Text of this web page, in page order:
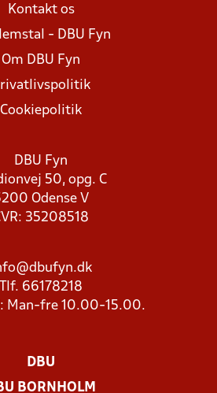
Kontakt os
- DBU Fyn
Om DBU Fyn
Cookiepolitik
DBU Fyn
50, opg. C
Odense V
35208518
Tlf. 66178218
Man-fre 10.00-15.00.
DBU
BORNHOLM